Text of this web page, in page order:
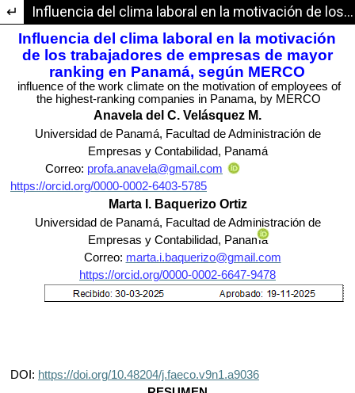
Volver a los detalles del artículo Influencia del clima laboral en la motivación de los trabajadores de empresas de mayor ranking en Panamá, según MERCO